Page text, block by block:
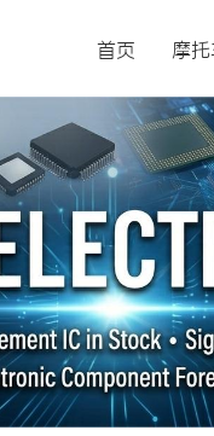
首页 摩